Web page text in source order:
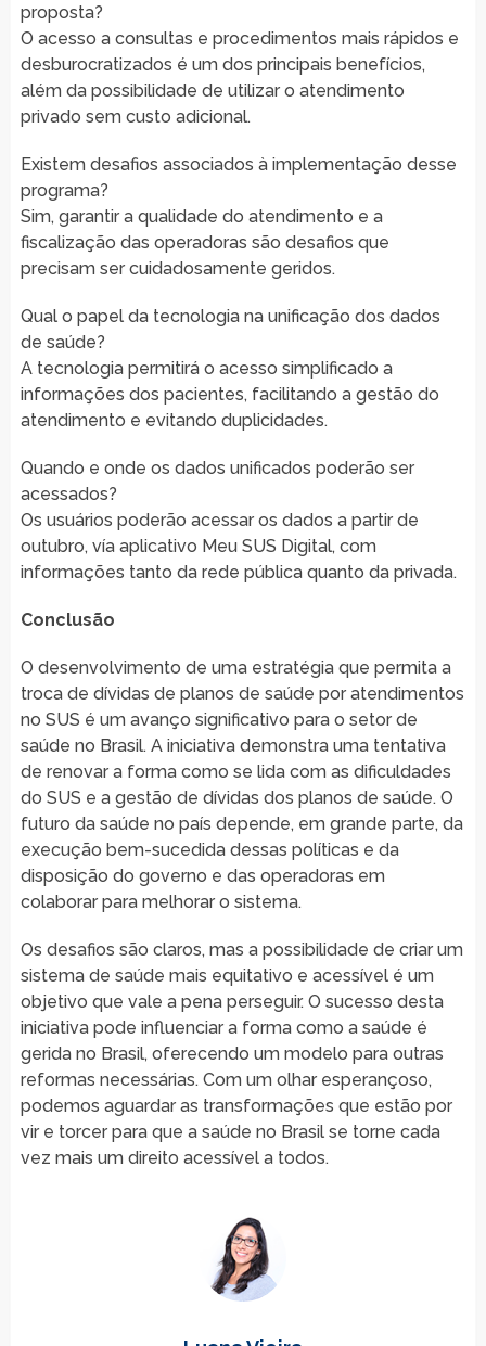
proposta?
O acesso a consultas e procedimentos mais rápidos e
desburocratizados é um dos principais benefícios,
além da possibilidade de utilizar o atendimento
privado sem custo adicional.
Existem desafios associados à implementação desse
programa?
Sim, garantir a qualidade do atendimento e a
fiscalização das operadoras são desafios que
precisam ser cuidadosamente geridos.
Qual o papel da tecnologia na unificação dos dados
de saúde?
A tecnologia permitirá o acesso simplificado a
informações dos pacientes, facilitando a gestão do
atendimento e evitando duplicidades.
Quando e onde os dados unificados poderão ser
acessados?
Os usuários poderão acessar os dados a partir de
outubro, vía aplicativo Meu SUS Digital, com
informações tanto da rede pública quanto da privada.
Conclusão
O desenvolvimento de uma estratégia que permita a
troca de dívidas de planos de saúde por atendimentos
no SUS é um avanço significativo para o setor de
saúde no Brasil. A iniciativa demonstra uma tentativa
de renovar a forma como se lida com as dificuldades
do SUS e a gestão de dívidas dos planos de saúde. O
futuro da saúde no país depende, em grande parte, da
execução bem-sucedida dessas políticas e da
disposição do governo e das operadoras em
colaborar para melhorar o sistema.
Os desafios são claros, mas a possibilidade de criar um
sistema de saúde mais equitativo e acessível é um
objetivo que vale a pena perseguir. O sucesso desta
iniciativa pode influenciar a forma como a saúde é
gerida no Brasil, oferecendo um modelo para outras
reformas necessárias. Com um olhar esperançoso,
podemos aguardar as transformações que estão por
vir e torcer para que a saúde no Brasil se torne cada
vez mais um direito acessível a todos.